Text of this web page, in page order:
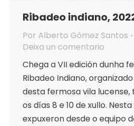
Ribadeo indiano,
Por Alberto Gómez Santos
Deixa un comentario
Chega a VII edición dunha
Ribadeo Indiano,
desta fermosa vila
os días 8 e 10 de xullo.
expuxeron desde o equipo